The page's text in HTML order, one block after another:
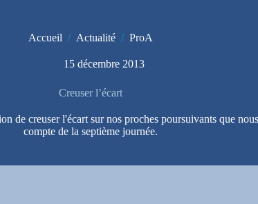
Accueil / Actualité / ProA
15 décembre 2013
Creuser l’écart
de creuser l'écart sur nos proches poursuivants que
compte de la septième journée.